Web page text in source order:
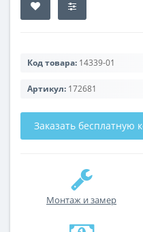
Код товара: 14339-01
Артикул: 172681
Заказать бесплатную
Монтаж и замер